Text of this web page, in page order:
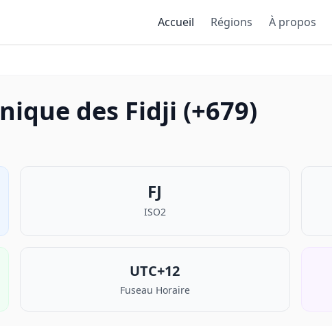
Accueil Régions À propos
des Fidji (+679)
FJ
ISO2
UTC+12
Fuseau Horaire